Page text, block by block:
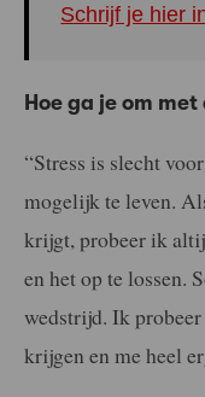
Schrijf je hier
Hoe ga je om met
“Stress is slecht
mogelijk te leven.
krijgt, probeer ik
en het op te lossen.
wedstrijd. Ik
krijgen en me heel